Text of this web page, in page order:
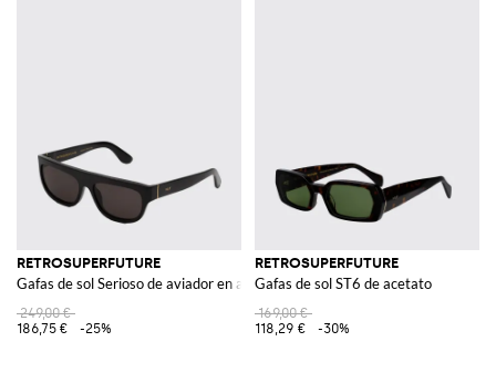
RETROSUPERFUTURE
Gafas de sol Serioso de aviador en acetato negro
249,00 €
186,75 €
-25%
RETROSUPERFUTURE
Gafas de sol ST6 de acetato
169,00 €
118,29 €
-30%